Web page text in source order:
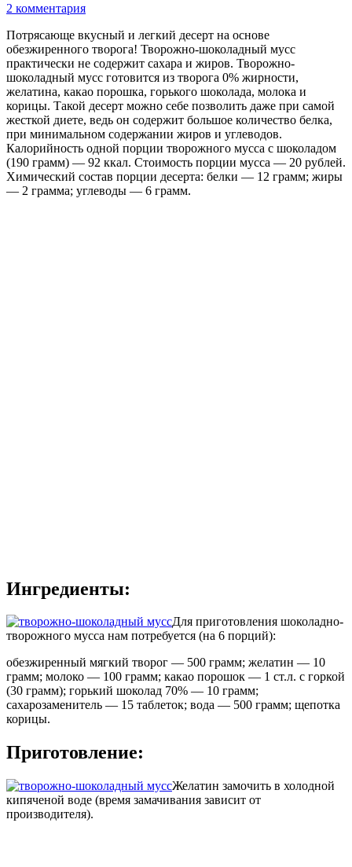
2 комментария
Потрясающе вкусный и легкий десерт на основе
обезжиренного творога! Творожно-шоколадный мусс
практически не содержит сахара и жиров. Творожно-
шоколадный мусс готовится из творога 0% жирности,
желатина, какао порошка, горького шоколада, молока и
корицы. Такой десерт можно себе позволить даже при самой
жесткой диете, ведь он содержит большое количество белка,
при минимальном содержании жиров и углеводов.
Калорийность одной порции творожного мусса с шоколадом
(190 грамм) — 92 ккал. Стоимость порции мусса — 20 рублей.
Химический состав порции десерта: белки — 12 грамм; жиры
— 2 грамма; углеводы — 6 грамм.
Ингредиенты:
Для приготовления шоколадно-
творожного мусса нам потребуется (на 6 порций):
обезжиренный мягкий творог — 500 грамм; желатин — 10
грамм; молоко — 100 грамм; какао порошок — 1 ст.л. с горкой
(30 грамм); горький шоколад 70% — 10 грамм;
сахарозаменитель — 15 таблеток; вода — 500 грамм; щепотка
корицы.
Приготовление:
Желатин замочить в холодной
кипяченой воде (время замачивания зависит от
производителя).